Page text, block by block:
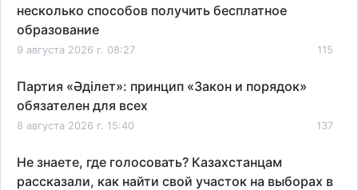
несколько способов получить бесплатное
образование
9 августа 2026 г. 08:27 115
Партия «Әділет»: принцип «Закон и порядок»
обязателен для всех
8 августа 2026 г. 15:40 137
Не знаете, где голосовать? Казахстанцам
рассказали, как найти свой участок на выборах в